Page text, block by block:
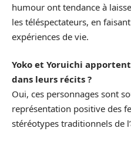
humour ont tendance à
les téléspectateurs, en
expériences de vie.
Yoko et Yoruichi
dans leurs récits ?
Oui, ces personnages sont
représentation positive des
stéréotypes traditionnels de